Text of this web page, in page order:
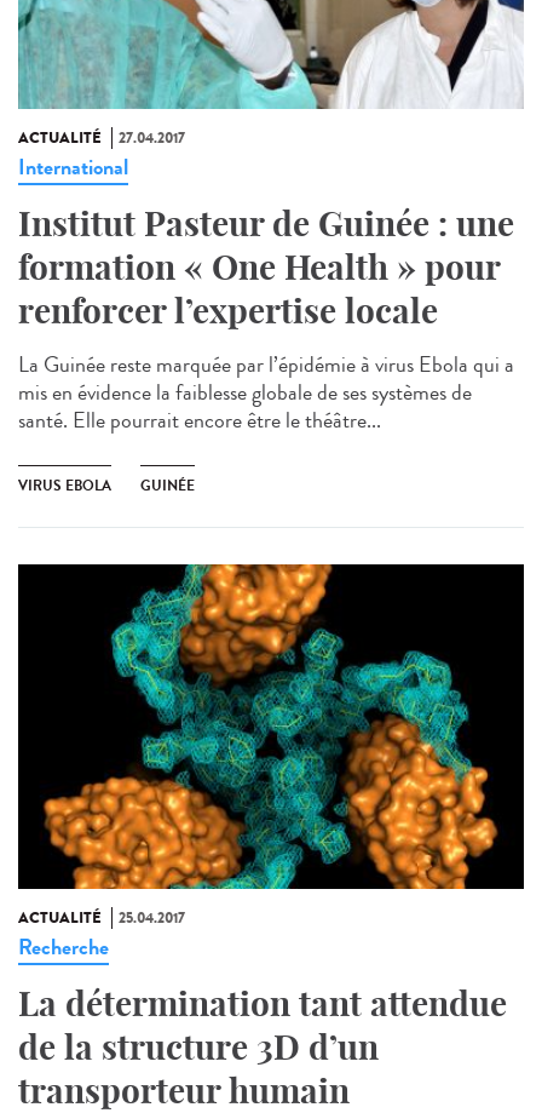
ACTUALITÉ 27.04.2017
International
Institut Pasteur de Guinée : une
formation « One Health » pour
renforcer l’expertise locale
La Guinée reste marquée par l’épidémie à virus Ebola qui a
mis en évidence la faiblesse globale de ses systèmes de
santé. Elle pourrait encore être le théâtre...
VIRUS EBOLA GUINÉE
ACTUALITÉ 25.04.2017
Recherche
La détermination tant attendue
de la structure 3D d’un
transporteur humain